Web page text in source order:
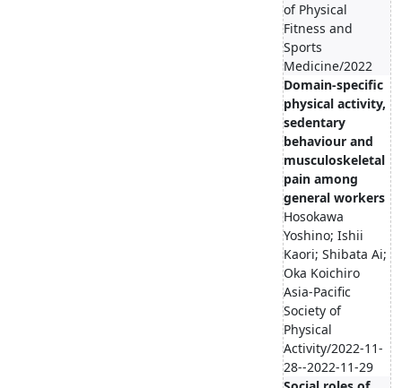
of Physical
Fitness and
Sports
Medicine/2022
Domain-specific
physical activity,
sedentary
behaviour and
musculoskeletal
pain among
general workers
Hosokawa
Yoshino; Ishii
Kaori; Shibata Ai;
Oka Koichiro
Asia-Pacific
Society of
Physical
Activity/2022-11-
28--2022-11-29